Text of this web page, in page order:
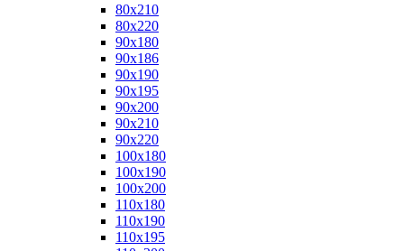
80x210
80x220
90x180
90x186
90x190
90x195
90x200
90x210
90x220
100x180
100x190
100x200
110x180
110x190
110x195